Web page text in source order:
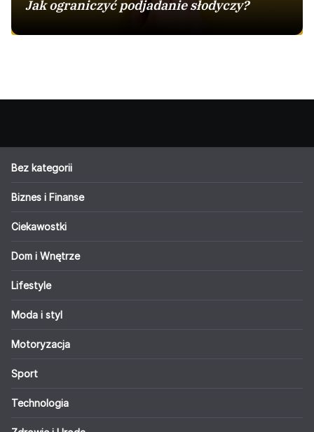
Jak ograniczyć podjadanie słodyczy?
Bez kategorii
Biznes i Finanse
Ciekawostki
Dom i Wnętrze
Lifestyle
Moda i styl
Motoryzacja
Sport
Technologia